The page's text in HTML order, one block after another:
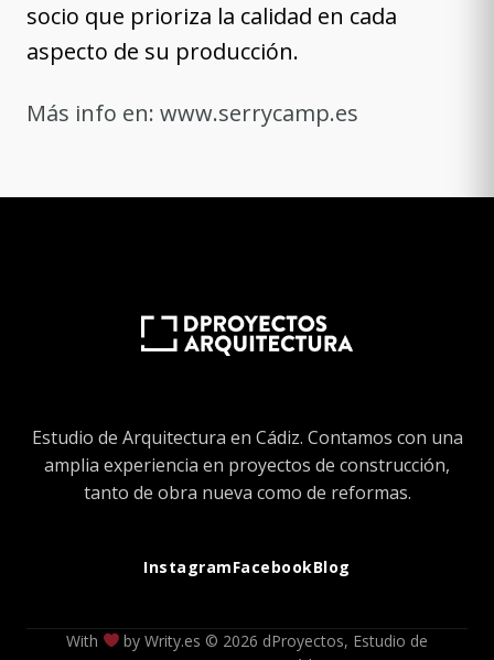
socio que prioriza la calidad en cada
aspecto de su producción.
Más info en: www.serrycamp.es
Estudio de Arquitectura en Cádiz. Contamos con una
amplia experiencia en proyectos de construcción,
tanto de obra nueva como de reformas.
InstagramFacebookBlog
With byWrity.es © 2026 dProyectos, Estudio de